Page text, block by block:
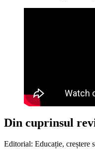
Din cuprinsul
Editorial: Educație, creștere